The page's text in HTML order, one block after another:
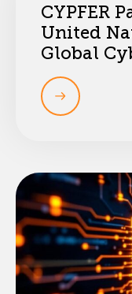
CYPFER
United
Global